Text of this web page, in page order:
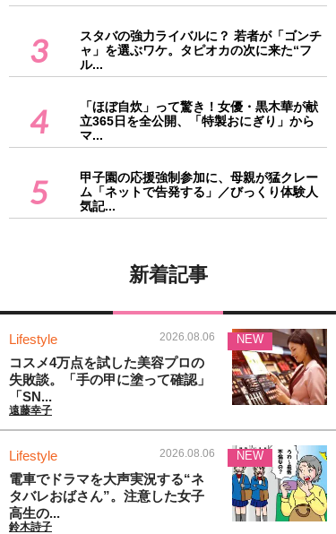
3
スタバの強力ライバルに？ 若者が「ゴンチ
ャ」を選ぶワケ。タピオカの次に来た“フ
ル...
4
「ほぼ自炊」って驚き！女優・黒木華が献
立365日を全公開、「特製おにぎり」から
マ...
5
甲子園の応援強制参加に、母親が猛クレー
ム「ネットで告発する」／びっくり体験人
気記...
新着記事
Lifestyle 2026.08.06
コスメ4万点を試した美容プロの
失敗談。「手の甲に塗って確認」
「SN...
遠藤幸子
NEW
Lifestyle 2026.08.06
電車でドラマを大声実況する“ネ
タバレおばさん”。注意した女子
高生の...
鈴木詩子
NEW